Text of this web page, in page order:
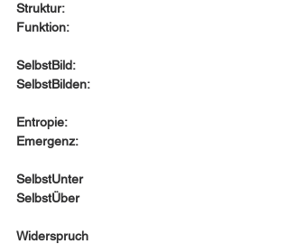
Struktur:
Funktion:
SelbstBild:
SelbstBilden:
Entropie:
Emergenz:
SelbstUnter
SelbstÜber
Widerspruch